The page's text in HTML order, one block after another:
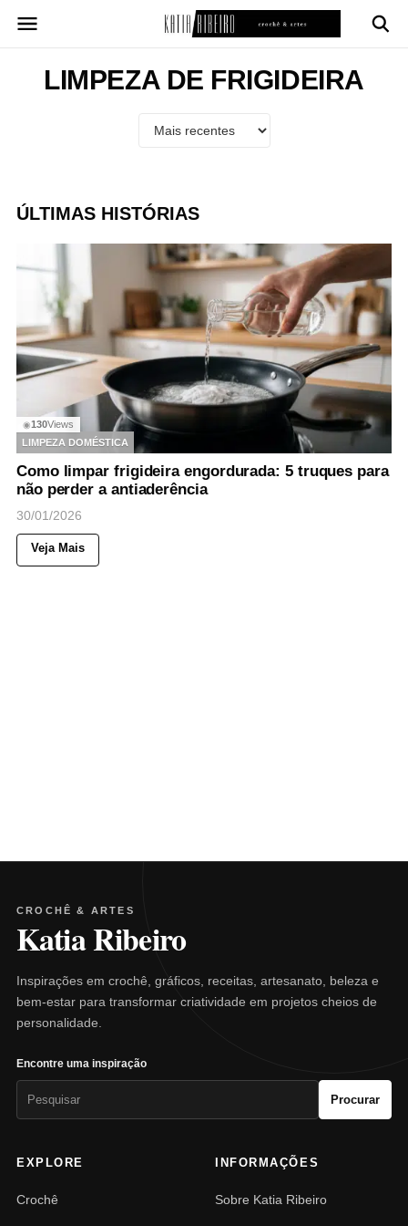
para
conteúdoLIMPEZA DE FRIGIDEIRA
ÚLTIMAS HISTÓRIAS
◉130Views
LIMPEZA DOMÉSTICA
Como limpar frigideira engordurada: 5 truques para
não perder a antiaderência
30/01/2026
Veja Mais
CROCHÊ & ARTES
Katia Ribeiro
Inspirações em crochê, gráficos, receitas, artesanato, beleza e
bem-estar para transformar criatividade em projetos cheios de
personalidade.
Encontre uma inspiração
Procurar
EXPLORE
Crochê
INFORMAÇÕES
Sobre Katia Ribeiro